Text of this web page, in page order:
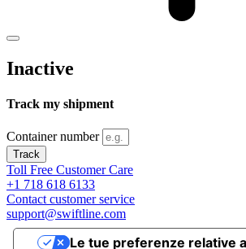
Inactive
Track my shipment
Container number
Track
Toll Free Customer Care
+1 718 618 6133
Contact customer service
support@swiftline.com
Le tue preferenze relative